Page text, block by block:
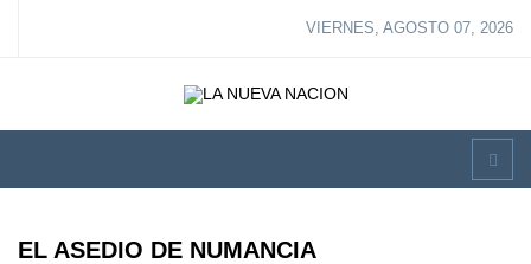
VIERNES, AGOSTO 07, 2026
EL ASEDIO DE NUMANCIA